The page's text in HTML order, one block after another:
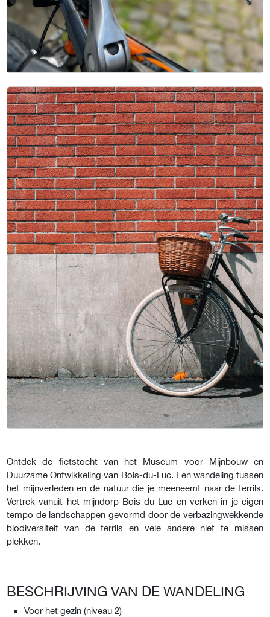
Ontdek de fietstocht van het Museum voor Mijnbouw en
Duurzame Ontwikkeling van Bois-du-Luc. Een wandeling tussen
het mijnverleden en de natuur die je meeneemt naar de terrils.
Vertrek vanuit het mijndorp Bois-du-Luc en verken in je eigen
tempo de landschappen gevormd door de verbazingwekkende
biodiversiteit van de terrils en vele andere niet te missen
plekken.
BESCHRIJVING VAN DE WANDELING
Voor het gezin (niveau 2)